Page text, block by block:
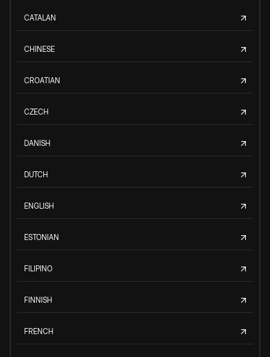
CATALAN
CHINESE
CROATIAN
CZECH
DANISH
DUTCH
ENGLISH
ESTONIAN
FILIPINO
FINNISH
FRENCH